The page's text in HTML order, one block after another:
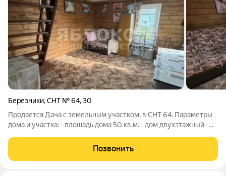
Березники,СНТ № 64,30
Продается Дача с земельным участком, в СНТ 64. Параметры
дома и участка: - площадь дома 50 кв.м. - дом двухэтажный -
терраса, балкон - много плодовых деревьев и ягодных
кустарников - баня -
Позвонить